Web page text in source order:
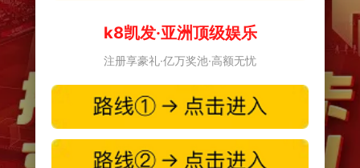
k8凯发·亚洲顶级娱乐
注册享豪礼·亿万奖池·高额无忧